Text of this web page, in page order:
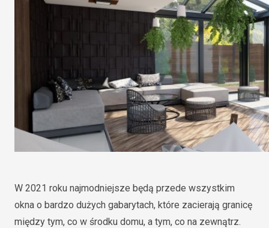
W 2021 roku najmodniejsze będą przede wszystkim
okna o bardzo dużych gabarytach, które zacierają granicę
między tym, co w środku domu, a tym, co na zewnątrz.